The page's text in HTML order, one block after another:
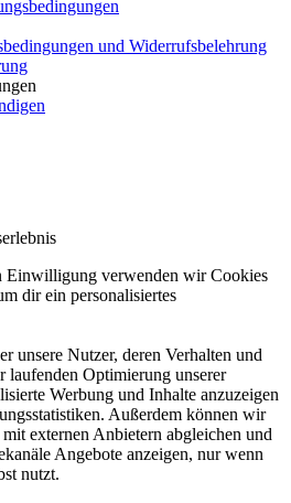
und Widerrufsbelehrung
Einwilligung verwenden wir Cookies
dir ein personalisiertes
unsere Nutzer, deren Verhalten und
laufenden Optimierung unserer
Werbung und Inhalte anzuzeigen
Außerdem können wir
externen Anbietern abgleichen und
Angebote anzeigen, nur wenn
nutzt.